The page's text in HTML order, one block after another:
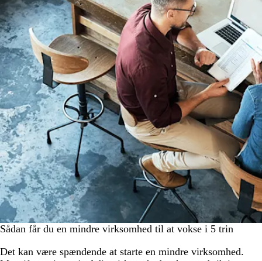
Sådan får du en mindre virksomhed til at vokse i 5 trin
Det kan være spændende at starte en mindre virksomhed.